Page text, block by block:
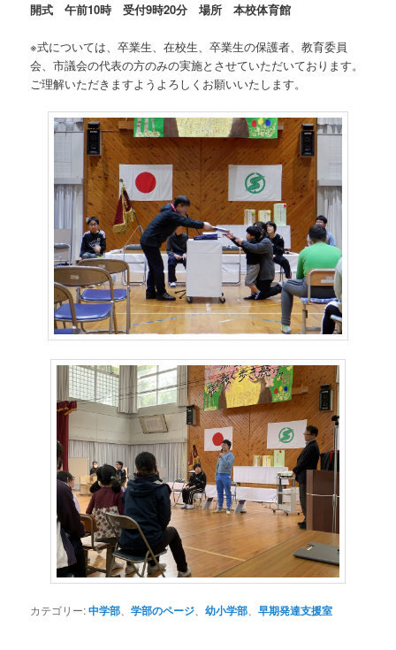
開式 午前10時 受付9時20分 場所 本校体育館
※式については、卒業生、在校生、卒業生の保護者、教育委員
会、市議会の代表の方のみの実施とさせていただいております。
ご理解いただきますようよろしくお願いいたします。
カテゴリー:中学部 、学部のページ 、幼小学部 、早期発達支援室